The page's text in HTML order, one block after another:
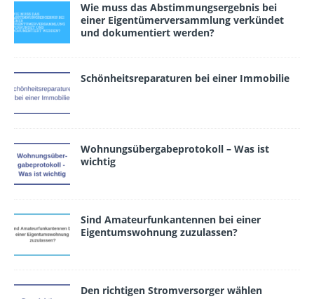
Wie muss das Abstimmungsergebnis bei
einer Eigentümerversammlung verkündet
und dokumentiert wer­den?
Schönheitsreparaturen bei einer Immobilie
Wohnungsübergabeprotokoll – Was ist
wichtig
Sind Amateurfunkantennen bei einer
Eigentumswohnung zuzulassen?
Den richtigen Stromversorger wählen